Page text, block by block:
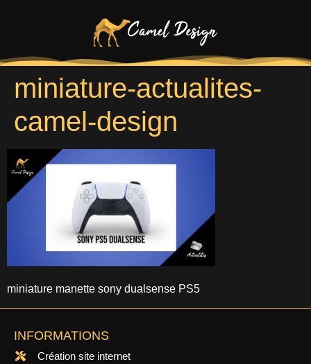
miniature-actualites-
camel-design
miniature manette sony dualsense PS5
INFORMATIONS
Création site internet